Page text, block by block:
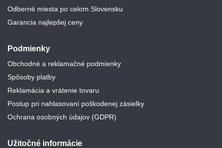
Odberné miesta po celom Slovensku
Garancia najlepšej ceny
Podmienky
Obchodné a reklamačné podmienky
Spôsoby platby
Reklamácia a vrátenie tovaru
Postup pri nahlasovaní poškodenej zásielky
Ochrana osobných údajov (GDPR)
Užitočné informácie